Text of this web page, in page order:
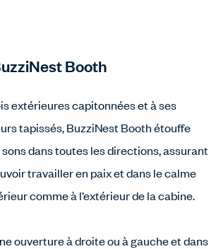
Booth
extérieures capitonnées et à ses
tapissés, BuzziNest Booth étouffe
dans toutes les directions, assurant
travailler en paix et dans le calme
comme à l’extérieur de la cabine.
ouverture à droite ou à gauche et dans